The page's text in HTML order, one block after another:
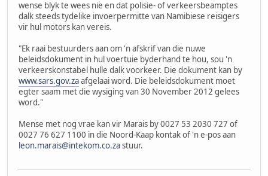
wense blyk te wees nie en dat polisie- of verkeersbeamptes
dalk steeds tydelike invoerpermitte van Namibiese reisigers
vir hul motors kan vereis.
"Ek raai bestuurders aan om 'n afskrif van die nuwe
beleidsdokument in hul voertuie byderhand te hou, sou 'n
verkeerskonstabel hulle dalk voorkeer. Die dokument kan by
www.sars.gov.zaafgelaai word. Die beleidsdokument moet
egter saam met die wysiging van 30 November 2012 gelees
word."
Mense met nog vrae kan vir Marais by 0027 53 2030 727 of
0027 76 627 1100 in die Noord-Kaap kontak of 'n e-pos aan
leon.marais@intekom.co.zastuur.